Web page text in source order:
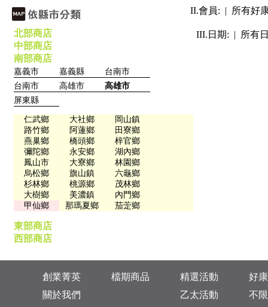
北部商店
中部商店
南部商店
嘉義市 嘉義縣
台南市
台南市
高雄市
高雄市
屏東縣
仁武鄉 大社鄉
岡山鎮
路竹鄉
阿蓮鄉
田寮鄉
燕巢鄉
橋頭鄉
梓官鄉
彌陀鄉
永安鄉
湖內鄉
鳳山市
大寮鄉
林園鄉
烏松鄉
旗山鎮
六龜鄉
杉林鄉
桃源鄉
茂林鄉
大樹鄉
美濃鎮
內門鄉
甲仙鄉
那瑪夏鄉 茄萣鄉
東部商店
西部商店
II.會員: | 所有好
III.日期: | 所有
創業菁英
關於我們
檔期商品
精選活動
乙太活動
好
不